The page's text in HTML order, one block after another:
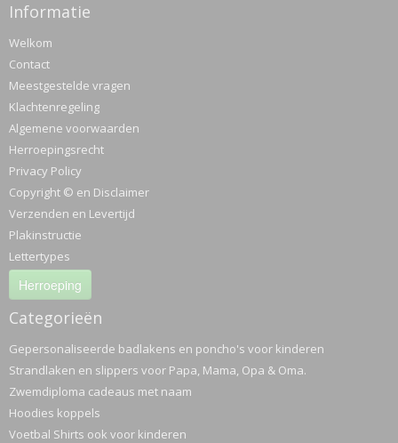
Informatie
Welkom
Contact
Meestgestelde vragen
Klachtenregeling
Algemene voorwaarden
Herroepingsrecht
Privacy Policy
Copyright © en Disclaimer
Verzenden en Levertijd
Plakinstructie
Lettertypes
Herroeping
Categorieën
Gepersonaliseerde badlakens en poncho's voor kinderen
Strandlaken en slippers voor Papa, Mama, Opa & Oma.
Zwemdiploma cadeaus met naam
Hoodies koppels
Voetbal Shirts ook voor kinderen